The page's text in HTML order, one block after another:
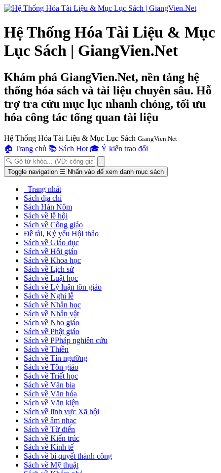
Hệ Thống Hóa Tài Liệu & Mục
Lục Sách | GiangVien.Net
Khám phá GiangVien.Net, nền tảng hệ
thống hóa sách và tài liệu chuyên sâu. Hỗ
trợ tra cứu mục lục nhanh chóng, tối ưu
hóa công tác tổng quan tài liệu
Hệ Thống Hóa Tài Liệu & Mục Lục Sách GiangVien.Net
🏠 Trang chủ 📚 Sách Hot 🎓 Ý kiến trao đổi
Toggle navigation ☰ Nhấn vào để xem danh mục sách
Trang nhất
Sách địa chí
Sách Hán Nôm
Sách về lễ hội
Sách về Công giáo
Đề tài, Kỷ yếu Hội thảo
Sách về Giáo dục
Sách về Hồi giáo
Sách về Khoa học
Sách về Lịch sử
Sách về Luật học
Sách về Lý luận tôn giáo
Sách về Nghi lễ
Sách về Nhân học
Sách về Nhân vật
Sách về Nho giáo
Sách về Phật giáo
Sách về PPháp nghiên cứu
Sách về Thiền
Sách về Tín ngưỡng
Sách về Tôn giáo
Sách về Triết học
Sách về Văn bia
Sách về Văn hóa
Sách về Văn kiện
Sách về lĩnh vực Xã hội
Sách về âm nhạc
Sách về Từ điển
Sách về Kiến trúc
Sách về Kinh tế
Sách về bí quyết thành công
Sách về Mỹ thuật